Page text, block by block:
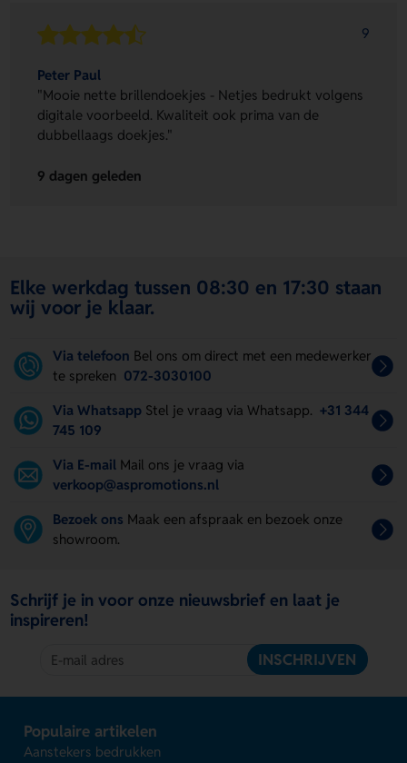
9
Peter Paul
"Mooie nette brillendoekjes - Netjes bedrukt volgens
digitale voorbeeld. Kwaliteit ook prima van de
dubbellaags doekjes."
9 dagen geleden
Elke werkdag tussen 08:30 en 17:30 staan
wij voor je klaar.
Via telefoon Bel ons om direct met een medewerker
te spreken 072-3030100
Via Whatsapp Stel je vraag via Whatsapp. +31 344
745 109
Via E-mail Mail ons je vraag via
verkoop@aspromotions.nl
Bezoek ons Maak een afspraak en bezoek onze
showroom.
Schrijf je in voor onze nieuwsbrief en laat je
inspireren!
INSCHRIJVEN
Populaire artikelen
Aanstekers bedrukken